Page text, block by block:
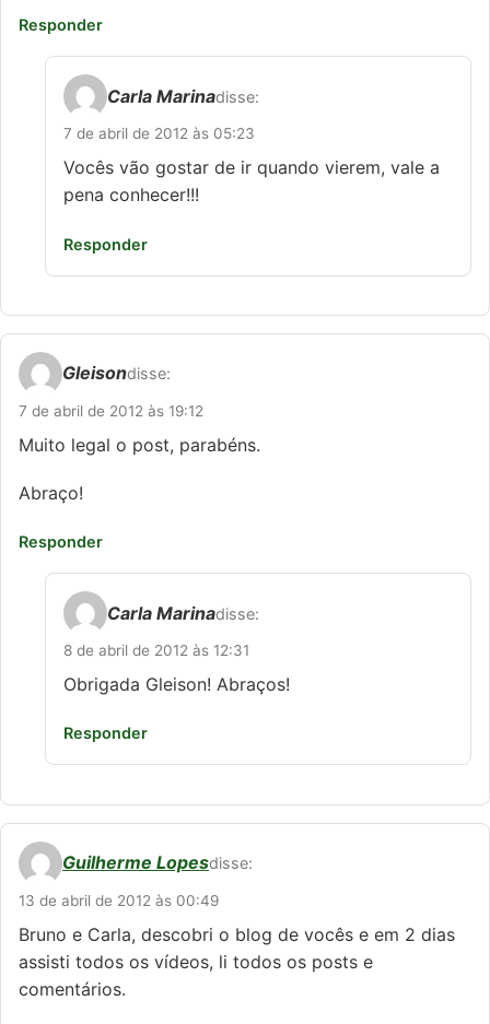
Responder
Carla Marinadisse:
7 de abril de 2012 às 05:23
Vocês vão gostar de ir quando vierem, vale a
pena conhecer!!!
Responder
Gleisondisse:
7 de abril de 2012 às 19:12
Muito legal o post, parabéns.
Abraço!
Responder
Carla Marinadisse:
8 de abril de 2012 às 12:31
Obrigada Gleison! Abraços!
Responder
Guilherme Lopesdisse:
13 de abril de 2012 às 00:49
Bruno e Carla, descobri o blog de vocês e em 2 dias
assisti todos os vídeos, li todos os posts e
comentários.